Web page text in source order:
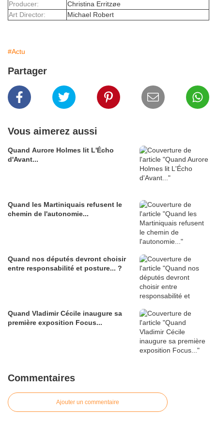
Producer:
Christina Erritzøe
Art Director:
Michael Robert
#Actu
Partager
Vous aimerez aussi
Quand Aurore Holmes lit L'Écho
d'Avant...
Quand les Martiniquais refusent le
chemin de l'autonomie...
Quand nos députés devront choisir
entre responsabilité et posture... ?
Quand Vladimir Cécile inaugure sa
première exposition Focus...
Commentaires
Ajouter un commentaire